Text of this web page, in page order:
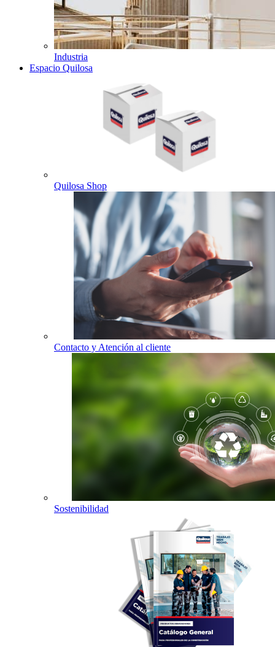
Industria
Espacio Quilosa
Quilosa Shop
Contacto y Atención al cliente
Sostenibilidad